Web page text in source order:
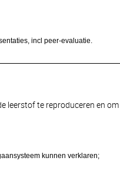
incl peer-evaluatie.
leerstof te reproduceren en
kunnen verklaren;